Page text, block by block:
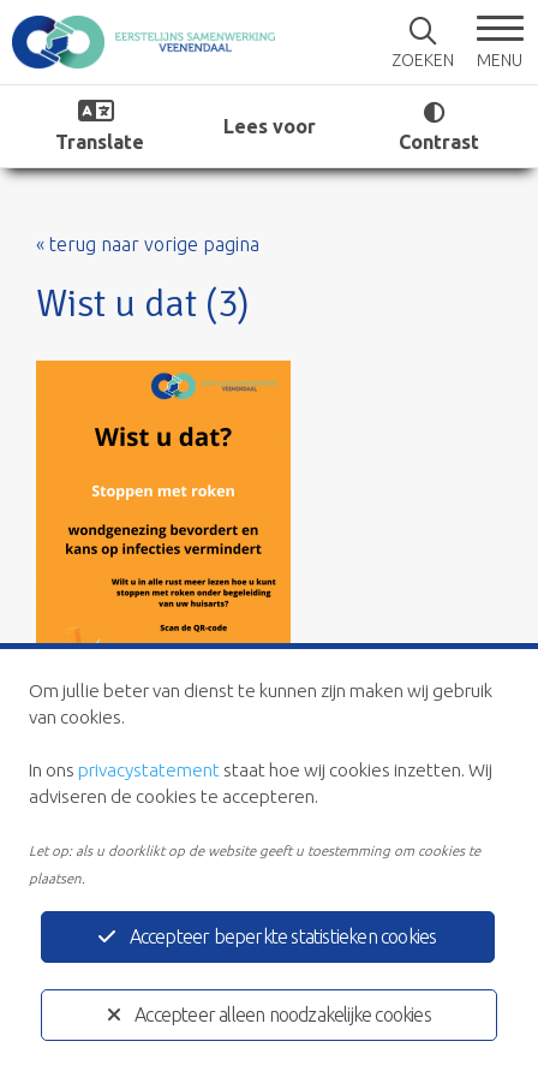
ZOEKEN MENU
Translate
Lees voor
Contrast
« terug naar vorige pagina
Wist u dat (3)
Privacystatement Disclaimer
Ontwikkeld door: Yardzorgsites.nl
Accepteer alleen noodzakelijke cookies
Accepteer beperkte statistieken cookies
Om jullie beter van dienst te kunnen zijn maken wij gebruik
van cookies.
In ons privacystatement staat hoe wij cookies inzetten. Wij
adviseren de cookies te accepteren.
Let op: als u doorklikt op de website geeft u toestemming om cookies te
plaatsen.